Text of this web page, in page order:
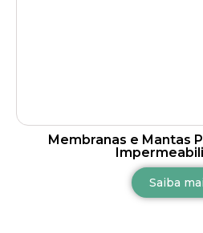
Membranas e Mantas
Saiba